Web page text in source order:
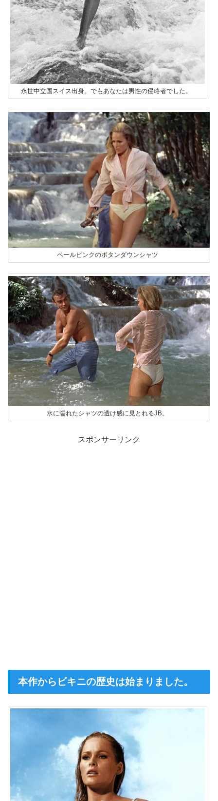
永世中立国スイス出身。でもあなたは男性の侵略者でした。
ペールピンクのボタンダウンシャツ
水に濡れたシャツの透け感に見とれるJB。
スポンサーリンク
本作からビキニの歴史は始まりました。